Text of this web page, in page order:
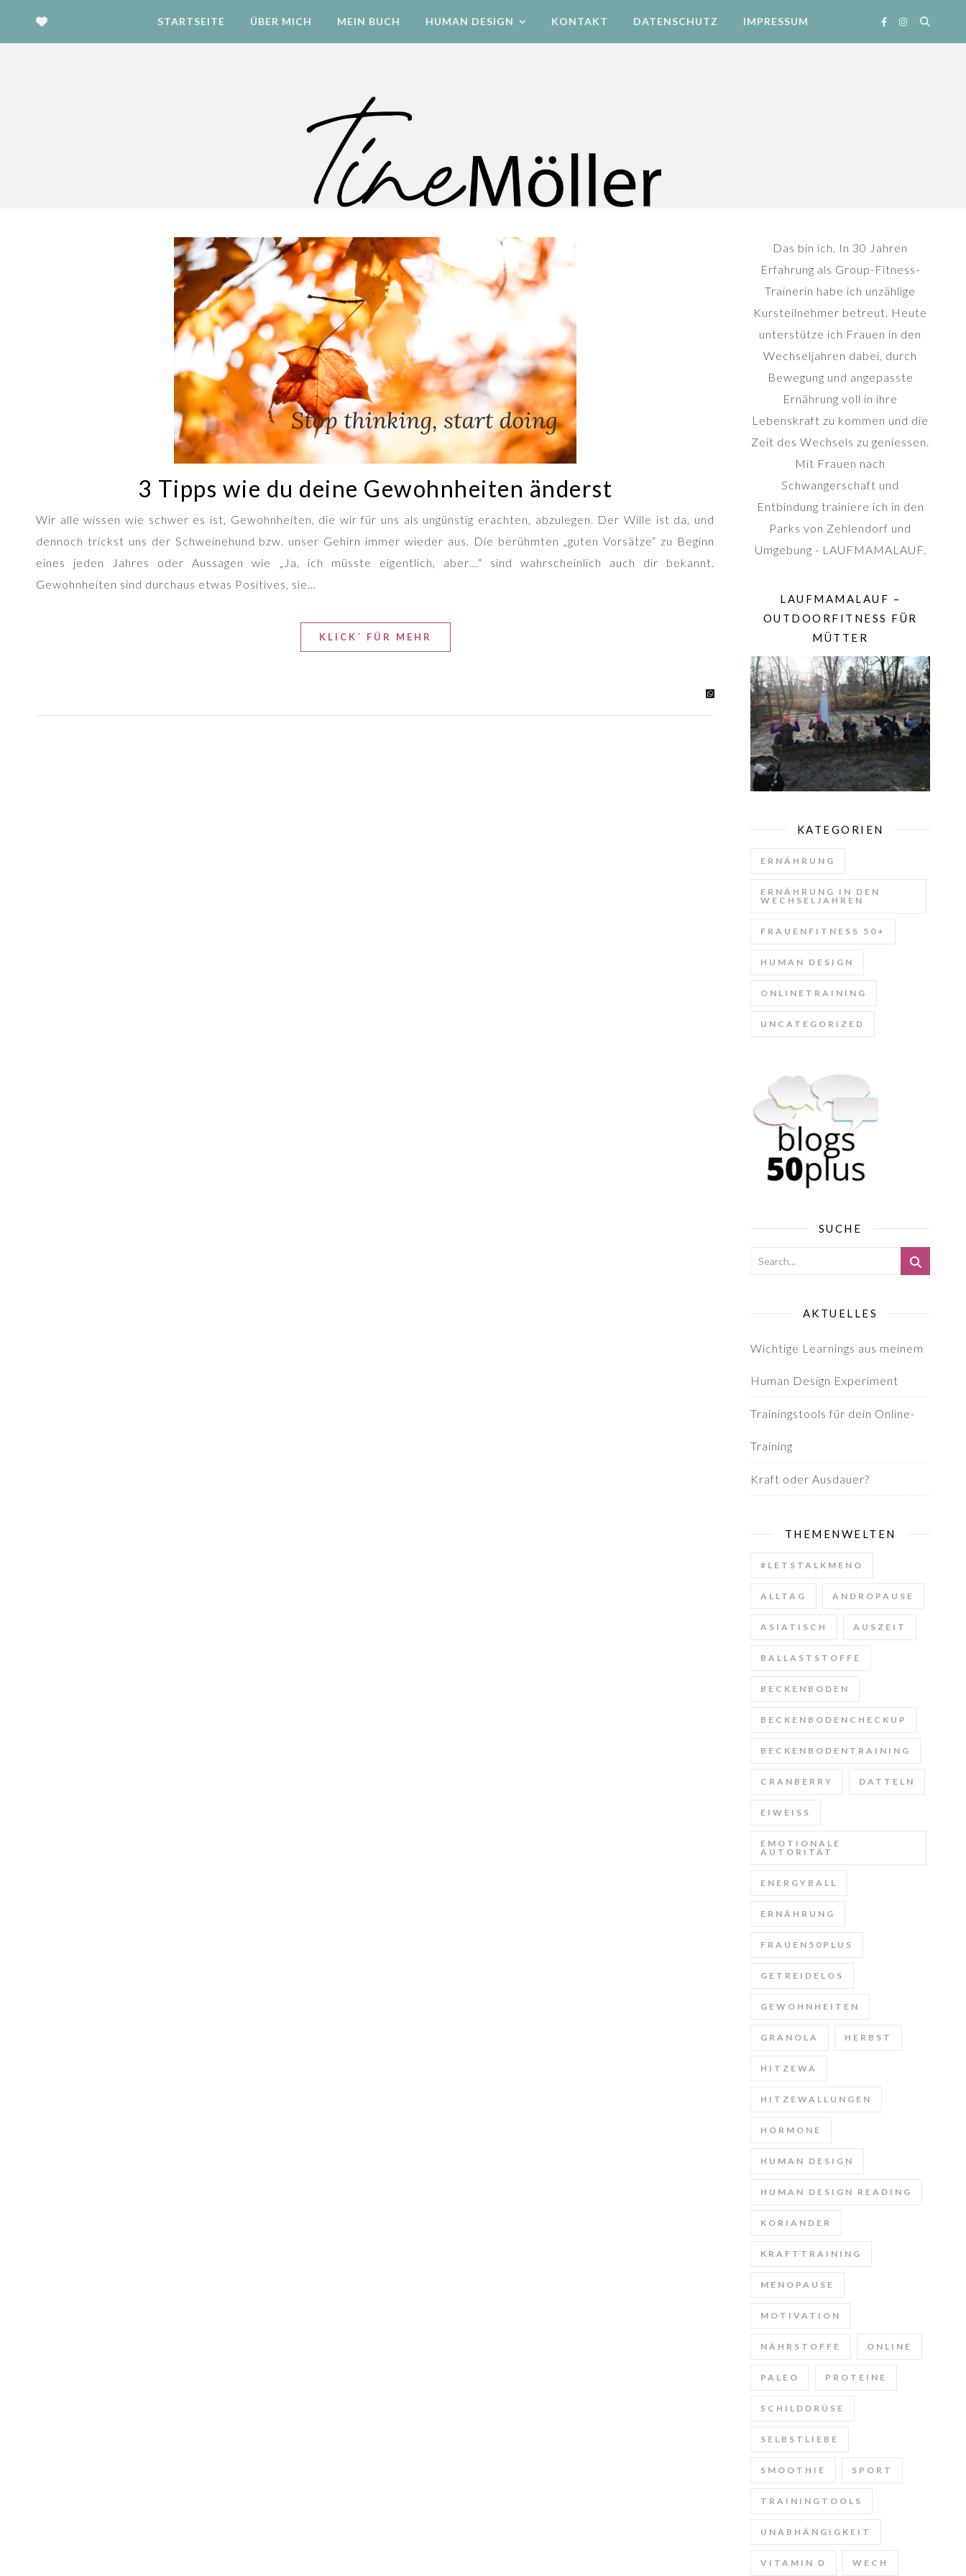
STARTSEITE ÜBER MICH MEIN BUCH HUMAN DESIGN KONTAKT DATENSCHUTZ IMPRESSUM
Human Design Energetik & Bewegung
3 Tipps wie du deine Gewohnheiten änderst
Wir alle wissen wie schwer es ist, Gewohnheiten, die wir für uns als ungünstig erachten, abzulegen. Der Wille ist da, und
dennoch trickst uns der Schweinehund bzw. unser Gehirn immer wieder aus. Die berühmten „guten Vorsätze“ zu Beginn
eines jeden Jahres oder Aussagen wie „Ja, ich müsste eigentlich, aber…“ sind wahrscheinlich auch dir bekannt.
Gewohnheiten sind durchaus etwas Positives, sie…
KLICK´ FÜR MEHR
Das bin ich. In 30 Jahren
Erfahrung als Group-Fitness-
Trainerin habe ich unzählige
Kursteilnehmer betreut. Heute
unterstütze ich Frauen in den
Wechseljahren dabei, durch
Bewegung und angepasste
Ernährung voll in ihre
Lebenskraft zu kommen und die
Zeit des Wechsels zu geniessen.
Mit Frauen nach
Schwangerschaft und
Entbindung trainiere ich in den
Parks von Zehlendorf und
Umgebung - LAUFMAMALAUF.
LAUFMAMALAUF –
OUTDOORFITNESS FÜR
MÜTTER
KATEGORIEN
ERNÄHRUNG
ERNÄHRUNG IN DEN
WECHSELJAHREN
FRAUENFITNESS 50+
HUMAN DESIGN
ONLINETRAINING
UNCATEGORIZED
SUCHE
AKTUELLES
Wichtige Learnings aus meinem
Human Design Experiment
Trainingstools für dein Online-
Training
Kraft oder Ausdauer?
THEMENWELTEN
#LETSTALKMENO
ALLTAG ANDROPAUSE
ASIATISCH AUSZEIT
BALLASTSTOFFE
BECKENBODEN
BECKENBODENCHECKUP
BECKENBODENTRAINING
CRANBERRY DATTELN
EIWEISS
EMOTIONALE
AUTORITÄT
ENERGYBALL
ERNÄHRUNG
FRAUEN50PLUS
GETREIDELOS
GEWOHNHEITEN
GRANOLA HERBST
HITZEWA
HITZEWALLUNGEN
HORMONE
HUMAN DESIGN
HUMAN DESIGN READING
KORIANDER
KRAFTTRAINING
MENOPAUSE
MOTIVATION
NÄHRSTOFFE ONLINE
PALEO PROTEINE
SCHILDDRÜSE
SELBSTLIEBE
SMOOTHIE SPORT
TRAININGTOOLS
UNABHÄNGIGKEIT
VITAMIN D WECH